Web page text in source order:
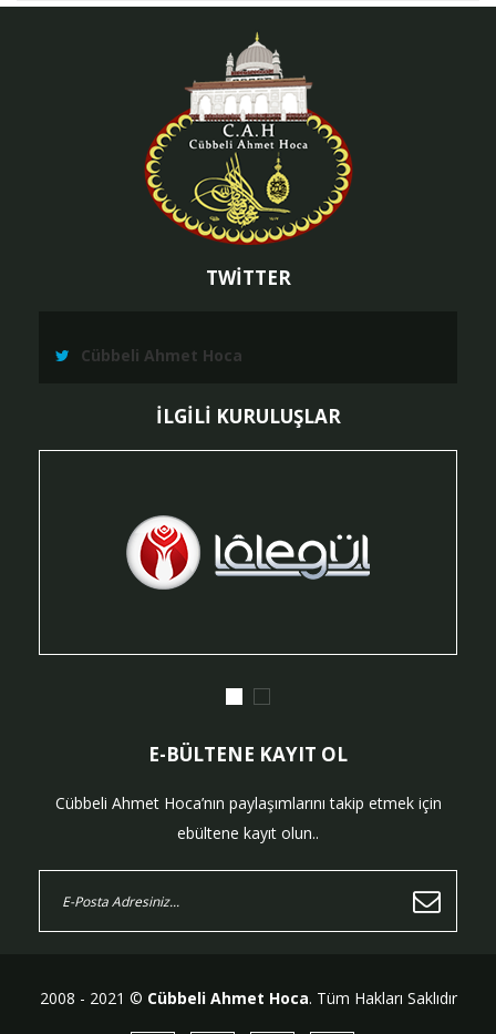
TWİTTER
Cübbeli Ahmet Hoca
İLGİLİ KURULUŞLAR
E-BÜLTENE KAYIT OL
Cübbeli Ahmet Hoca’nın paylaşımlarını takip etmek için
ebültene kayıt olun..
2008 - 2021 © Cübbeli Ahmet Hoca. Tüm Hakları Saklıdır